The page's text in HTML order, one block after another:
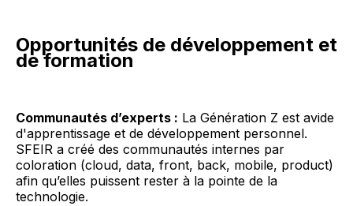
Opportunités de développement et
de formation
Communautés d’experts : La Génération Z est avide
d'apprentissage et de développement personnel.
SFEIR a créé des communautés internes par
coloration (cloud, data, front, back, mobile, product)
afin qu’elles puissent rester à la pointe de la
technologie.